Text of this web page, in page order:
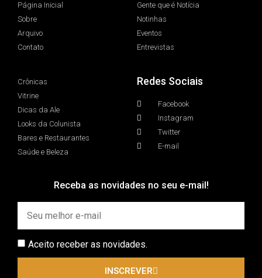
Página Inicial
Sobre
Arquivo
Contato
Gente que é Notícia
Notinhas
Eventos
Entrevistas
Crônicas
Vitrine
Dicas da Ale
Looks da Colunista
Bares e Restaurantes
Saúde e Beleza
Redes Sociais
Facebook
Instagram
Twitter
E-mail
Receba as novidades no seu e-mail!
Aceito receber as novidades.
INSCREVER